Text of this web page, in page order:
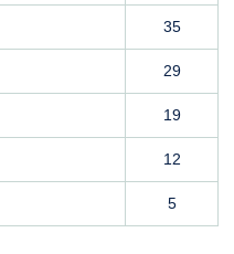
35
29
19
12
5